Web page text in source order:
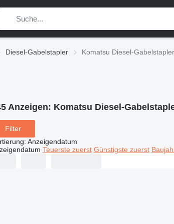
Diesel-Gabelstapler Komatsu Diesel-Gabelstapler
Anzeigen: Komatsu Diesel-
Filter
: Anzeigendatum
Teuerste zuerst Günstigste zuerst